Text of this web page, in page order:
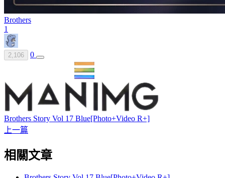
Brothers
1
2,106 0
Brothers Story Vol 17 Blue[Photo+Video R+]
上一篇
相關文章